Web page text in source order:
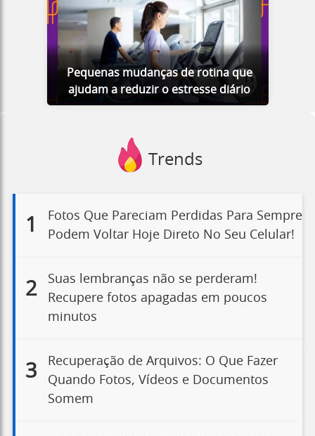
Pequenas mudanças de rotina que
ajudam a reduzir o estresse diário
Trends
1
Fotos Que Pareciam Perdidas Para Sempre
Podem Voltar Hoje Direto No Seu Celular!
2
Suas lembranças não se perderam!
Recupere fotos apagadas em poucos
minutos
3
Recuperação de Arquivos: O Que Fazer
Quando Fotos, Vídeos e Documentos
Somem